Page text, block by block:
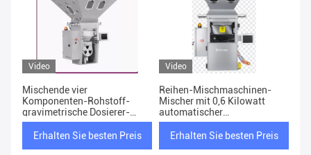
Video
Mischende vier
Komponenten-Rohstoff-
gravimetrische Dosierer-
Mischmaschine
Erhalten Sie besten Preis
Video
Reihen-Mischmaschinen-
Mischer mit 0,6 Kilowatt
automatischer
gravimetrischer für
Plastikkugeln
Erhalten Sie besten Preis